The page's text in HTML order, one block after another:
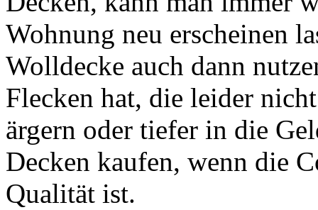
Wohnung neu erscheinen
Wolldecke auch dann
Flecken hat, die leider
ärgern oder tiefer in die
Decken kaufen, wenn die
Qualität ist.